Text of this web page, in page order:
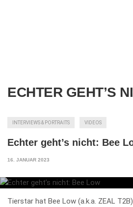
ECHTER GEHT’S
INTERVIEWS & PORTRAITS VIDEOS
Echter geht’s nicht: Bee
16. JANUAR 2023
Tierstar hat Bee Low (a.k.a. ZEAL